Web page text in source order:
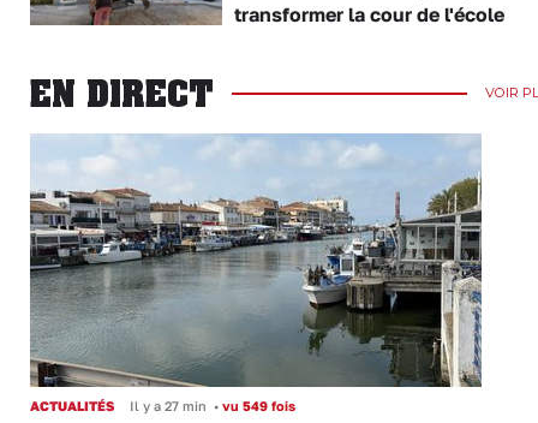
transformer la cour de l'école
EN DIRECT VOIR
ACTUALITÉS Il y a 27 min • vu 549 fois